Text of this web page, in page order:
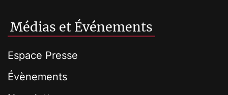
Médias et Événements
Espace Presse
Évènements